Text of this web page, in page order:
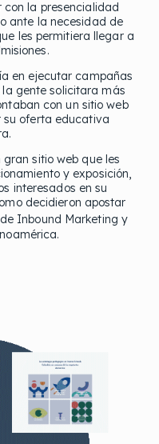
con la presencialidad
ante la necesidad de
les permitiera llegar a
en ejecutar campañas
gente solicitara más
con un sitio web
su oferta educativa
sitio web que les
y exposición,
interesados en su
decidieron apostar
de Inbound Marketing y